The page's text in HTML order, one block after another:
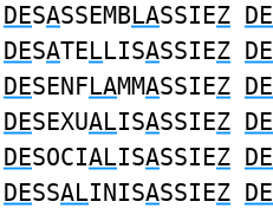
DESASSEMBLASSIEZ DE
DESATELLISASSIEZ DE
DESENFLAMMASSIEZ DE
DESEXUALISASSIEZ DE
DESOCIALISASSIEZ DE
DESSALINISASSIEZ DE